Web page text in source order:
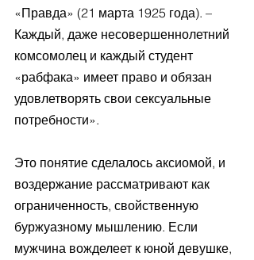
«Правда» (21 марта 1925 года). –
Каждый, даже несовершеннолетний
комсомолец и каждый студент
«рабфака» имеет право и обязан
удовлетворять свои сексуальные
потребности».
Это понятие сделалось аксиомой, и
воздержание рассматривают как
ограниченность, свойственную
буржуазному мышлению. Если
мужчина вожделеет к юной девушке,